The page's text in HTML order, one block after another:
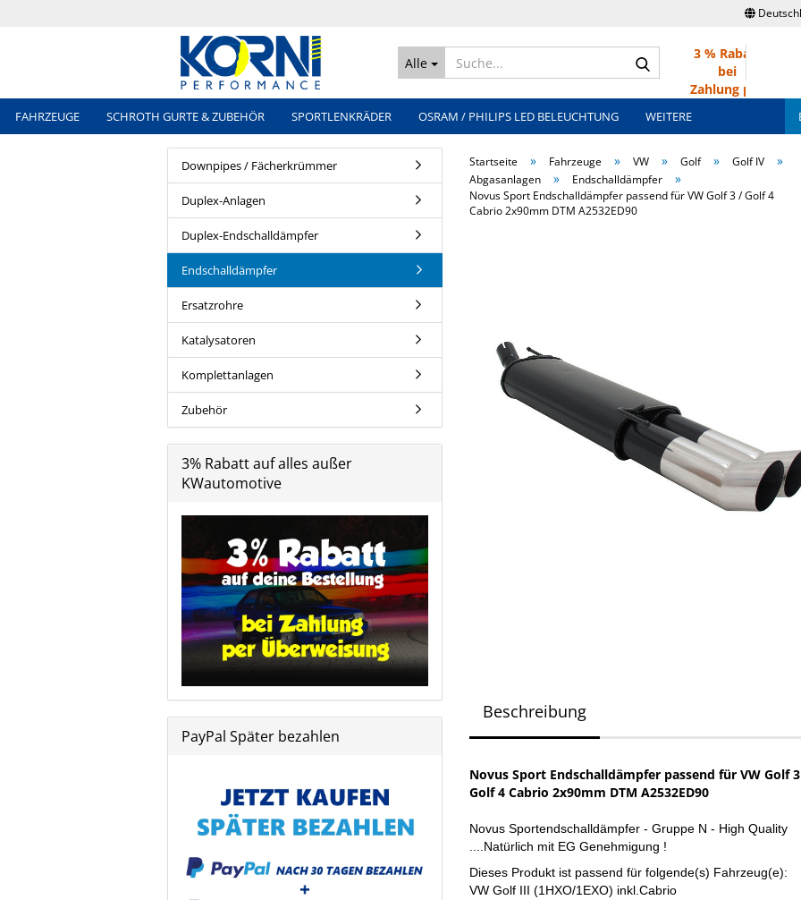
Alle
Suche...3 % Rabatt
bei
Zahlung per
FAHRZEUGE SCHROTH GURTE & ZUBEHÖR SPORTLENKRÄDER OSRAM / PHILIPS LED BELEUCHTUNG WEITERE
Startseite » Fahrzeuge » VW » Golf » Golf IV »
Abgasanlagen » Endschalldämpfer »
Novus Sport Endschalldämpfer passend für VW Golf 3 / Golf 4
Cabrio 2x90mm DTM A2532ED90
Beschreibung
Novus Sport Endschalldämpfer passend für VW Golf
Golf 4 Cabrio 2x90mm DTM A2532ED90
Novus Sportendschalldämpfer - Gruppe N - High Quality
....Natürlich mit EG Genehmigung !
Dieses Produkt ist passend für folgende(s) Fahrzeug(e):
VW Golf III (1HXO/1EXO) inkl.Cabrio
Downpipes / Fächerkrümmer
Duplex-Anlagen
Duplex-Endschalldämpfer
Endschalldämpfer
Ersatzrohre
Katalysatoren
Komplettanlagen
Zubehör
3% Rabatt auf alles außer
KWautomotive
PayPal Später bezahlen